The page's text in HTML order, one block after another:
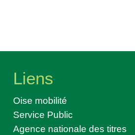
Liens
Oise mobilité
Service Public
Agence nationale des titres